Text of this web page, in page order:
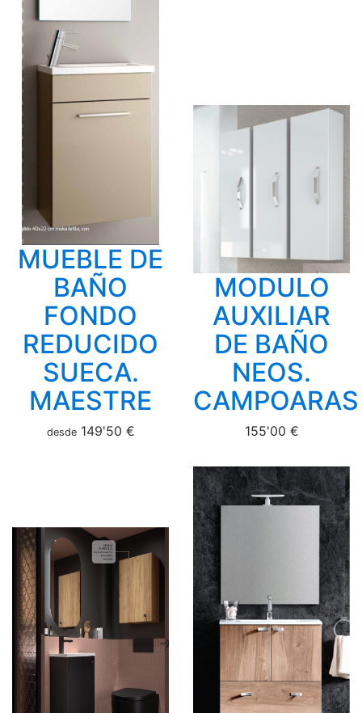
MUEBLE DE
BAÑO
FONDO
REDUCIDO
SUECA.
MAESTRE
desde149'50 €
MODULO
AUXILIAR
DE BAÑO
NEOS.
CAMPOARAS
155'00 €